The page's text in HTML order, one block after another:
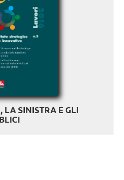
LA SINISTRA E GLI